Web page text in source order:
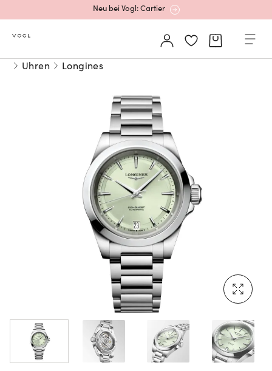
Neu bei Vogl: Cartier
Mehr erfahren: Ikonische Uhren von Cartier
Rolex Certified Pre-Owned entdecken
Neu bei Vogl: Uhren von Grand Seiko
Neu bei Vogl: Cartier
Mehr erfahren: Ikonische Uhren von Cartier
Rolex Certified Pre-Owned entdecken
Uhren Longines